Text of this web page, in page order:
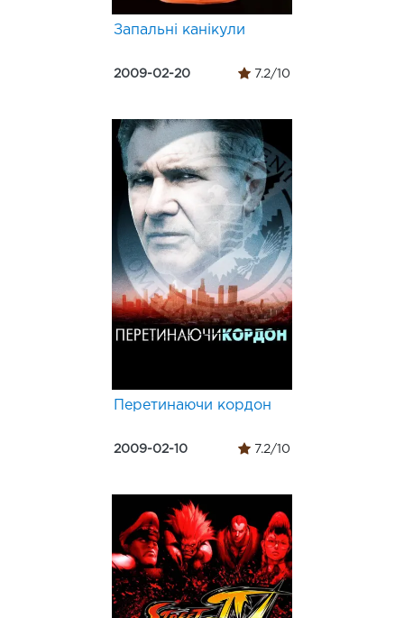
Запальні канікули
2009-02-20 7.2/10
Перетинаючи кордон
2009-02-10 7.2/10